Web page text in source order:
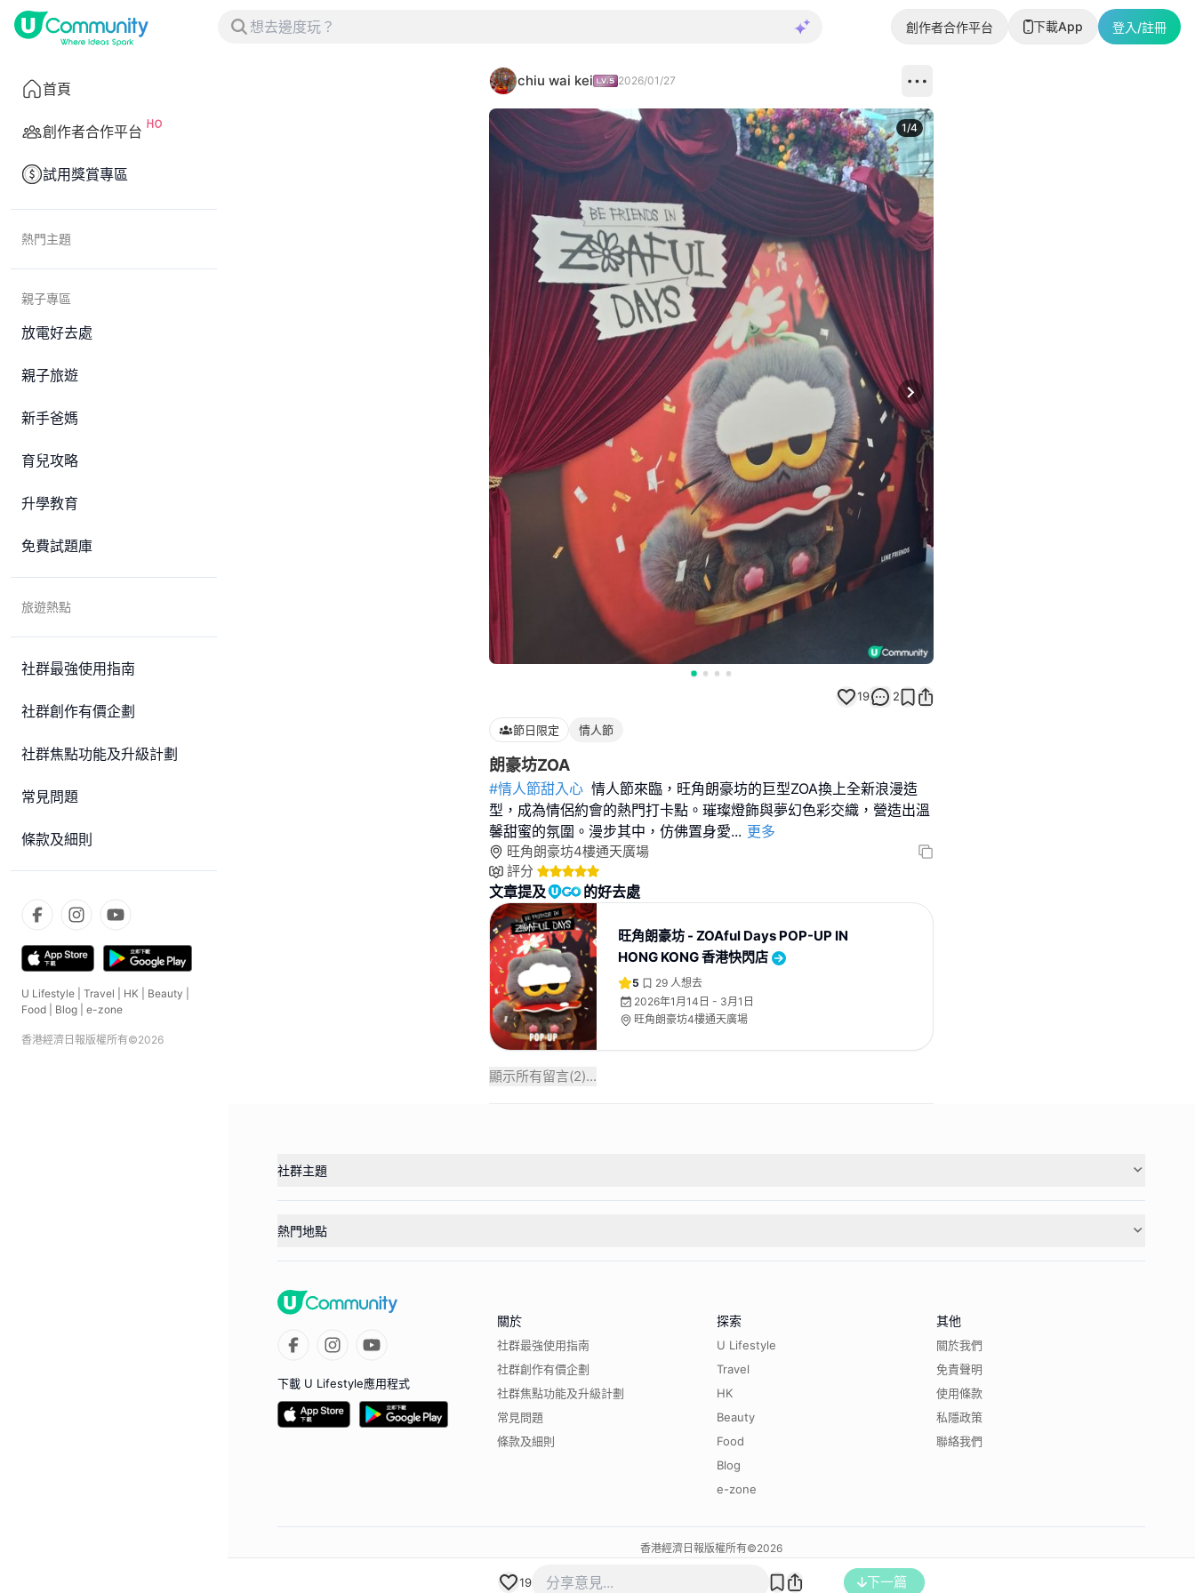
創作者合作平台 下載App 登入/註冊
首頁
創作者合作平台
試用獎賞專區
熱門主題
親子專區
放電好去處
親子旅遊
新手爸媽
育兒攻略
升學教育
免費試題庫
旅遊熱點
社群最強使用指南
社群創作有價企劃
社群焦點功能及升級計劃
常見問題
條款及細則
U Lifestyle Travel HK Beauty
Food
Blog e-zone
香港經濟日報版權所有©2026
chiu wai kei 2026/01/27
Next slide
1/4
19 2
節日限定 情人節
朗豪坊ZOA
#情人節甜入心 情人節來臨，旺角朗豪坊的巨型ZOA換上全新浪漫造
型，成為情侶約會的熱門打卡點。璀璨燈飾與夢幻色彩交織，營造出溫
馨甜蜜的氛圍。漫步其中，仿佛置身愛... 更多
旺角朗豪坊4樓通天廣場
評分
文章提及 的好去處
旺角朗豪坊 - ZOAful Days POP-UP IN
HONG KONG 香港快閃店
5 29 人想去
2026年1月14日 - 3月1日
旺角朗豪坊4樓通天廣場
顯示所有留言(2)...
19 下一篇
社群主題
熱門地點
下載 U Lifestyle應用程式
關於
社群最強使用指南
社群創作有價企劃
社群焦點功能及升級計劃
常見問題
條款及細則
探索
U Lifestyle
Travel
HK
Beauty
Food
Blog
e-zone
其他
關於我們
免責聲明
使用條款
私隱政策
聯絡我們
香港經濟日報版權所有©2026